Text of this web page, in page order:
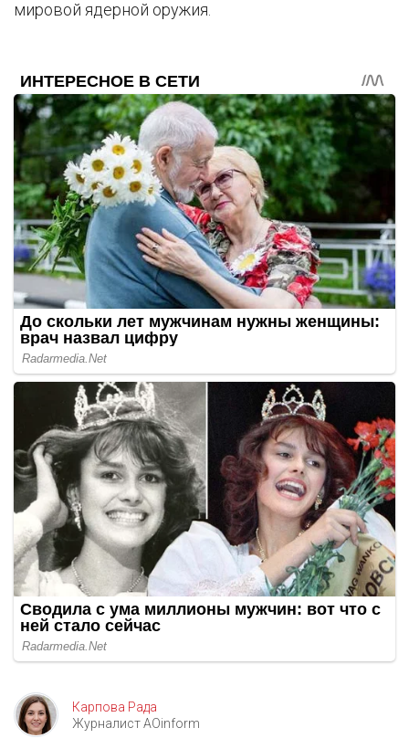
мировой ядерной оружия.
Карпова Рада
Журналист AOinform